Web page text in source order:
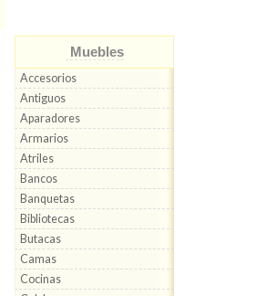
Muebles
Accesorios
Antiguos
Aparadores
Armarios
Atriles
Bancos
Banquetas
Bibliotecas
Butacas
Camas
Cocinas